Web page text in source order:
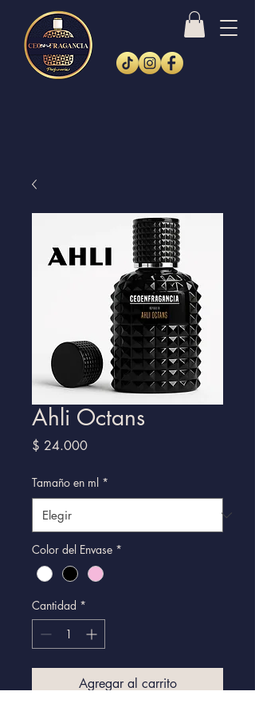
Ahli Octans
$ 24.000Precio
Tamaño en ml *
Color del Envase *
Cantidad *
Agregar al carrito